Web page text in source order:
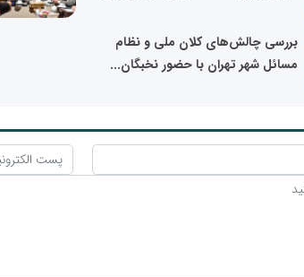
بررسی چالش‌های کلان ملی و نظام
مسائل شهر تهران با حضور نخبگان...